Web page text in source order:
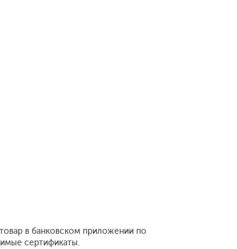
в банковском приложении по
сертификаты.